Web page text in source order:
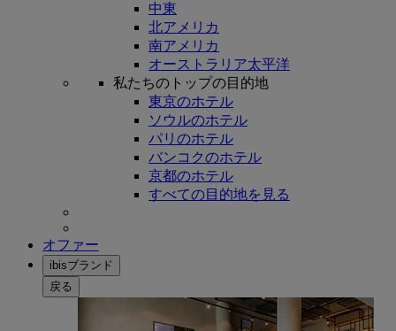
中東
北アメリカ
南アメリカ
オーストラリア太平洋
私たちのトップの目的地
東京のホテル
ソウルのホテル
パリのホテル
バンコクのホテル
京都のホテル
すべての目的地を見る
オファー
ibisブランド
戻る